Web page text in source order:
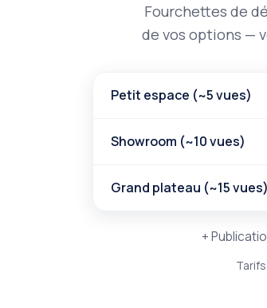
Fourchettes de
de vos options —
Petit espace (~5 vues)
Showroom (~10 vues)
Grand plateau (~15 vues)
+